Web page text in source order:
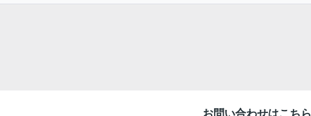
お問い合わせはこちら